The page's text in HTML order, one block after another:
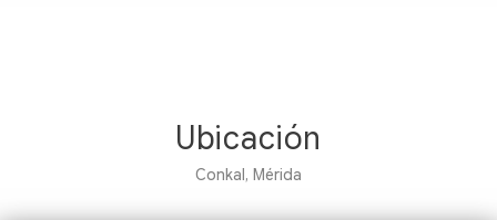
Ubicación
Conkal, Mérida